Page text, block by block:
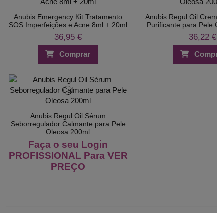
Anubis Emergency Kit Tratamento
SOS Imperfeições e Acne 8ml + 20ml
36,95 €
Comprar
Anubis Regul Oil
Purificante para Pele
36,22 €
Anubis Regul Oil Sérum
Seborregulador Calmante para Pele
Oleosa 200ml
Faça o seu Login
PROFISSIONAL Para VER
PREÇO